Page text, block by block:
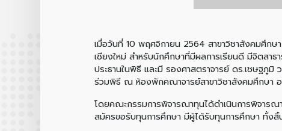
เมื่อวันที่ 10 พฤศจิกายน 2564 สาขาวิชาสังคมศึก
เชียงใหม่ สำหรับนักศึกษาที่มีผลการเรียนดี มีจิตสา
ประธานในพิธี และมี รองศาสตราจารย์ ดร.เชษฐ
ร่วมพิธี ณ ห้องพักคณาจารย์สาขาวิชาสังคมศึกษา
โดยคณะกรรมการพิจารณาทุนได้ดำเนินการพิจารณ
สมัครขอรับทุนการศึกษา มีผู้ได้รับทุนการศึกษา ทั้ง